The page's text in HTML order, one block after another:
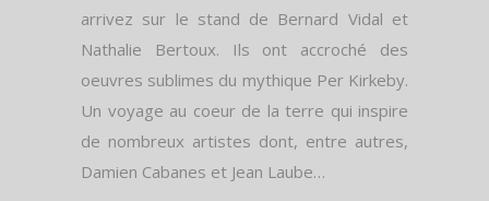
arrivez sur le stand de Bernard Vidal et
Nathalie Bertoux. Ils ont accroché des
oeuvres sublimes du mythique Per Kirkeby.
Un voyage au coeur de la terre qui inspire
de nombreux artistes dont, entre autres,
Damien Cabanes et Jean Laube…